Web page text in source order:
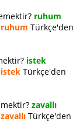
ruhum
ruhum Türkçe'den
istek
istek Türkçe'den
zavallı
zavallı Türkçe'den